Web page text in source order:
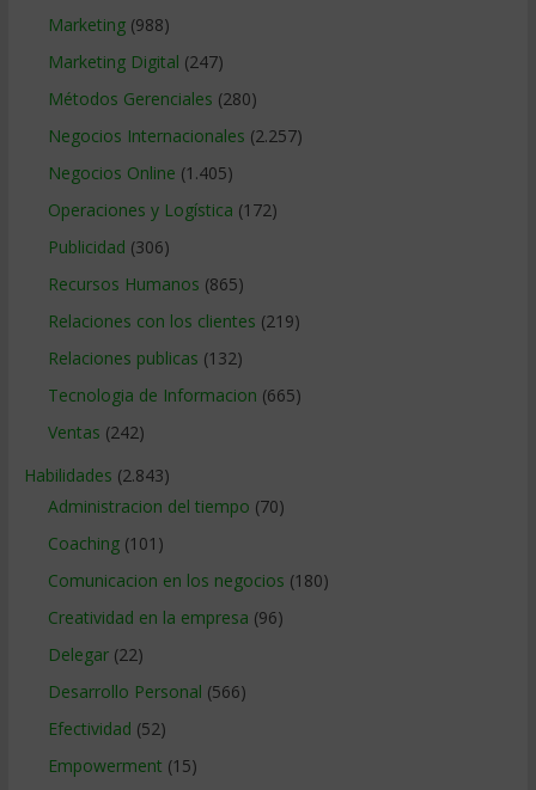
Marketing(988)
Marketing Digital (247)
Métodos Gerenciales (280)
Negocios Internacionales (2.257)
Negocios Online (1.405)
Operaciones y Logística (172)
Publicidad (306)
Recursos Humanos (865)
Relaciones con los clientes (219)
Relaciones publicas (132)
Tecnologia de Informacion (665)
Ventas (242)
Habilidades (2.843)
Administracion del tiempo (70)
Coaching(101)
Comunicacion en los negocios (180)
Creatividad en la empresa (96)
Delegar(22)
Desarrollo Personal (566)
Efectividad (52)
Empowerment (15)